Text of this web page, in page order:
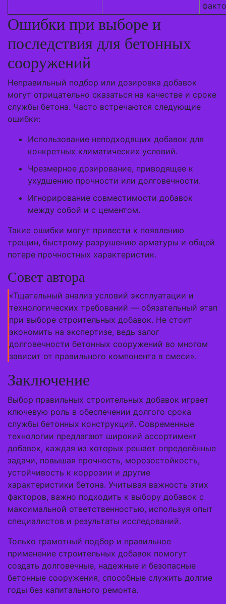
Ошибки при выборе и
последствия для бетонных
сооружений
Неправильный подбор или дозировка добавок
могут отрицательно сказаться на качестве и сроке
службы бетона. Часто встречаются следующие
ошибки:
Использование неподходящих добавок для
конкретных климатических условий.
Чрезмерное дозирование, приводящее к
ухудшению прочности или долговечности.
Игнорирование совместимости добавок
между собой и с цементом.
Такие ошибки могут привести к появлению
трещин, быстрому разрушению арматуры и общей
потере прочностных характеристик.
Совет автора
«Тщательный анализ условий эксплуатации и
технологических требований — обязательный этап
при выборе строительных добавок. Не стоит
экономить на экспертизе, ведь залог
долговечности бетонных сооружений во многом
зависит от правильного компонента в смеси».
Заключение
Выбор правильных строительных добавок играет
ключевую роль в обеспечении долгого срока
службы бетонных конструкций. Современные
технологии предлагают широкий ассортимент
добавок, каждая из которых решает определённые
задачи, повышая прочность, морозостойкость,
устойчивость к коррозии и другие
характеристики бетона. Учитывая важность этих
факторов, важно подходить к выбору добавок с
максимальной ответственностью, используя опыт
специалистов и результаты исследований.
Только грамотный подбор и правильное
применение строительных добавок помогут
создать долговечные, надежные и безопасные
бетонные сооружения, способные служить долгие
годы без капитального ремонта.